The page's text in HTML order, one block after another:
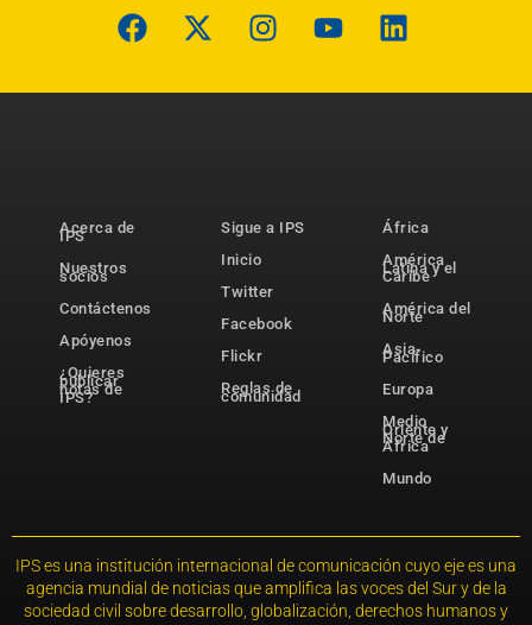
Acerca de
IPS
Nuestros
socios
Contáctenos
Apóyenos
¿Quieres
publicar
notas de
IPS?
Sigue a IPS
Inicio
Twitter
Facebook
Flickr
Reglas de
comunidad
África
América
Latina y el
Caribe
América del
Norte
Asia-
Pacífico
Europa
Medio
Oriente y
Norte de
África
Mundo
IPS es una institución internacional de comunicación cuyo eje es una
agencia mundial de noticias que amplifica las voces del Sur y de la
sociedad civil sobre desarrollo, globalización, derechos humanos y